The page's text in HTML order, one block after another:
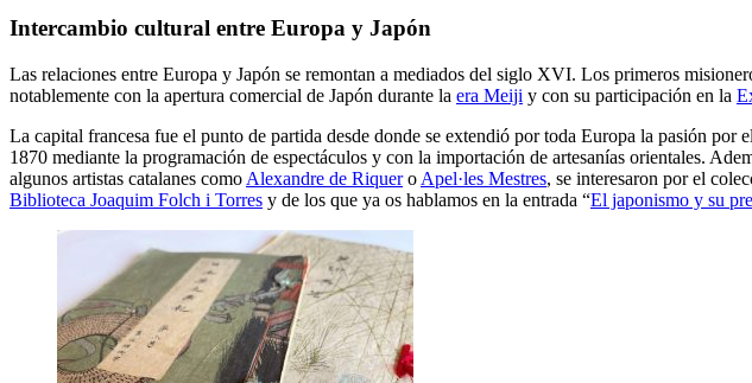
Intercambio cultural entre Europa y Japón
Las relaciones entre Europa y Japón se remontan a mediados del siglo XVI. Los primeros
notablemente con la apertura comercial de Japón durante la era Meiji y con su participación en la
La capital francesa fue el punto de partida desde donde se extendió por toda Europa la pasión
1870 mediante la programación de espectáculos y con la importación de artesanías orientales.
algunos artistas catalanes como Alexandre de Riquero Apel·les Mestres, se interesaron por el
Biblioteca Joaquim Folch i Torres y de los que ya os hablamos en la entrada “El japonismo y su